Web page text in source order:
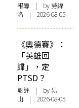
報導 | by 勞緯
洛 | 2026-08-05
《奧德賽》：
「英雄回
歸」，定
PTSD？
影評 | by 易
山 | 2026-08-05